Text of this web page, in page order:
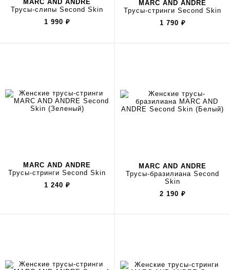
MARC AND ANDRE
Трусы-слипы Second Skin
1 990 ₽
MARC AND ANDRE
Трусы-стринги Second Skin
1 790 ₽
MARC AND ANDRE
Трусы-стринги Second Skin
1 240 ₽
MARC AND ANDRE
Трусы-бразилиана Second
Skin
2 190 ₽